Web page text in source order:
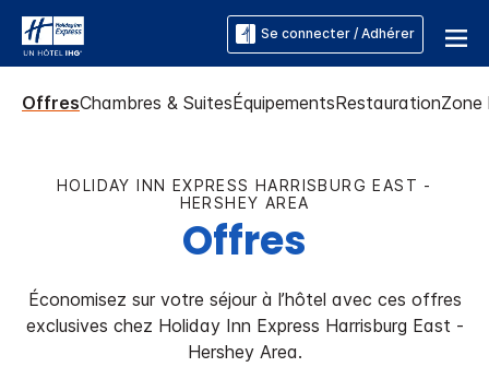
Se connecter / Adhérer
OffresChambres & SuitesÉquipementsRestaurationZone
HOLIDAY INN EXPRESS HARRISBURG EAST -
HERSHEY AREA
Offres
Économisez sur votre séjour à l’hôtel avec ces offres
exclusives chez Holiday Inn Express Harrisburg East -
Hershey Area.